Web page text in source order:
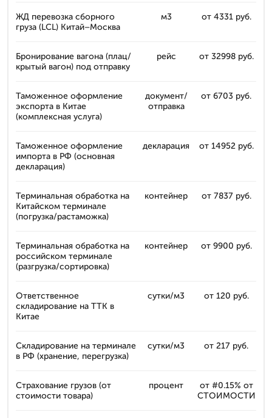
ЖД перевозка сборного
груза (LCL) Китай–Москва
м3 от 4331 руб.
Бронирование вагона (плац/
крытый вагон) под отправку
рейс от 32998 руб.
Таможенное оформление
экспорта в Китае
(комплексная услуга)
документ/
отправка
от 6703 руб.
Таможенное оформление
импорта в РФ (основная
декларация)
декларация от 14952 руб.
Терминальная обработка на
Китайском терминале
(погрузка/растаможка)
контейнер от 7837 руб.
Терминальная обработка на
российском терминале
(разгрузка/сортировка)
контейнер от 9900 руб.
Ответственное
складирование на ТТК в
Китае
сутки/м3 от 120 руб.
Складирование на терминале
в РФ (хранение, перегрузка)
сутки/м3 от 217 руб.
Страхование грузов (от
стоимости товара)
процент
от #0.15% от
СТОИМОСТИ